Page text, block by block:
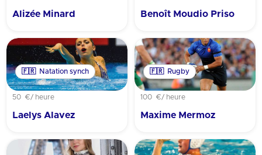
Alizée Minard Benoît Moudio Priso
🇫🇷 Natation synch
50 €/ heure
Laelys Alavez
🇫🇷 Rugby
100 €/ heure
Maxime Mermoz